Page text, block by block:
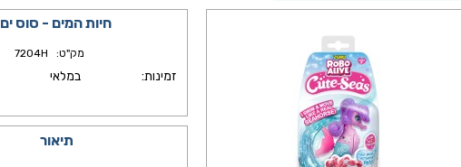
חיות המים - סוס ים
מק"ט: 7204H
זמינות: במלאי
תיאור